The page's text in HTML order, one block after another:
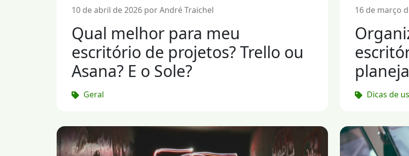
10 de abril de 2026 por André Traichel
Qual melhor para meu
escritório de projetos? Trello ou
Asana? E o Sole?
Geral
16 de março
Dicas de